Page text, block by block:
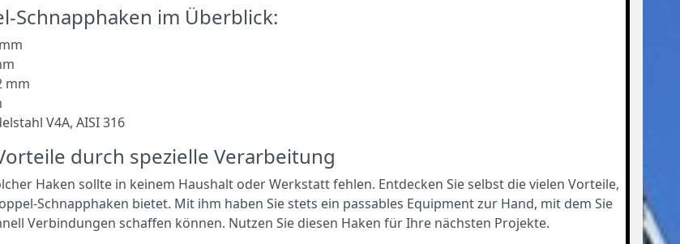
Schnapphaken im Überblick:
mm
V4A, AISI 316
durch spezielle Verarbeitung
Haken sollte in keinem Haushalt oder Werkstatt fehlen. Entdecken Sie selbst die vielen Vorteile,
Schnapphaken bietet. Mit ihm haben Sie stets ein passables Equipment zur Hand, mit dem Sie
Verbindungen schaffen können. Nutzen Sie diesen Haken für Ihre nächsten Projekte.